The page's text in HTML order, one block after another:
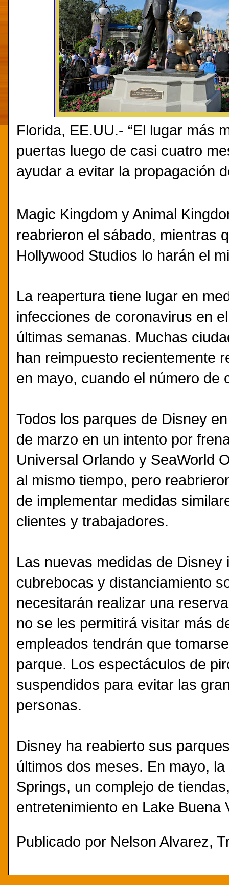
Florida, EE.UU.- “El lugar más
puertas luego de casi cuatro
ayudar a evitar la propagación
Magic Kingdom y Animal
reabrieron el sábado, mientras
Hollywood Studios lo harán el
La reapertura tiene lugar en
infecciones de coronavirus en
últimas semanas. Muchas
han reimpuesto recientemente
en mayo, cuando el número de
Todos los parques de Disney
de marzo en un intento por
Universal Orlando y SeaWorld
al mismo tiempo, pero
de implementar medidas
clientes y trabajadores.
Las nuevas medidas de
cubrebocas y distanciamiento
necesitarán realizar una
no se les permitirá visitar más
empleados tendrán que
parque. Los espectáculos de
suspendidos para evitar las
personas.
Disney ha reabierto sus
últimos dos meses. En mayo,
Springs, un complejo de
entretenimiento en Lake Buena
Publicado por Nelson Alvarez,